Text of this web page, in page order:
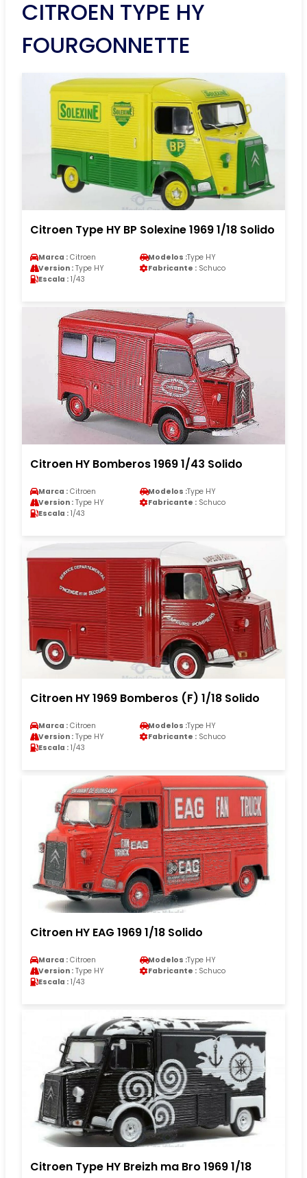
CITROEN TYPE HY
FOURGONNETTE
Citroen Type HY BP Solexine 1969 1/18 Solido
Marca : Citroen Modelos :Type HY
Version : Type HY Fabricante : Schuco
Escala : 1/43
Citroen HY Bomberos 1969 1/43 Solido
Marca : Citroen Modelos :Type HY
Version : Type HY Fabricante : Schuco
Escala : 1/43
Citroen HY 1969 Bomberos (F) 1/18 Solido
Marca : Citroen Modelos :Type HY
Version : Type HY Fabricante : Schuco
Escala : 1/43
Citroen HY EAG 1969 1/18 Solido
Marca : Citroen Modelos :Type HY
Version : Type HY Fabricante : Schuco
Escala : 1/43
Citroen Type HY Breizh ma Bro 1969 1/18